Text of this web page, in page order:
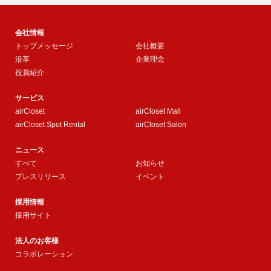
会社情報
トップメッセージ
会社概要
沿革
企業理念
役員紹介
サービス
airCloset
airCloset Mall
airCloset Spot Rental
airCloset Salon
ニュース
すべて
お知らせ
プレスリリース
イベント
採用情報
採用サイト
法人のお客様
コラボレーション